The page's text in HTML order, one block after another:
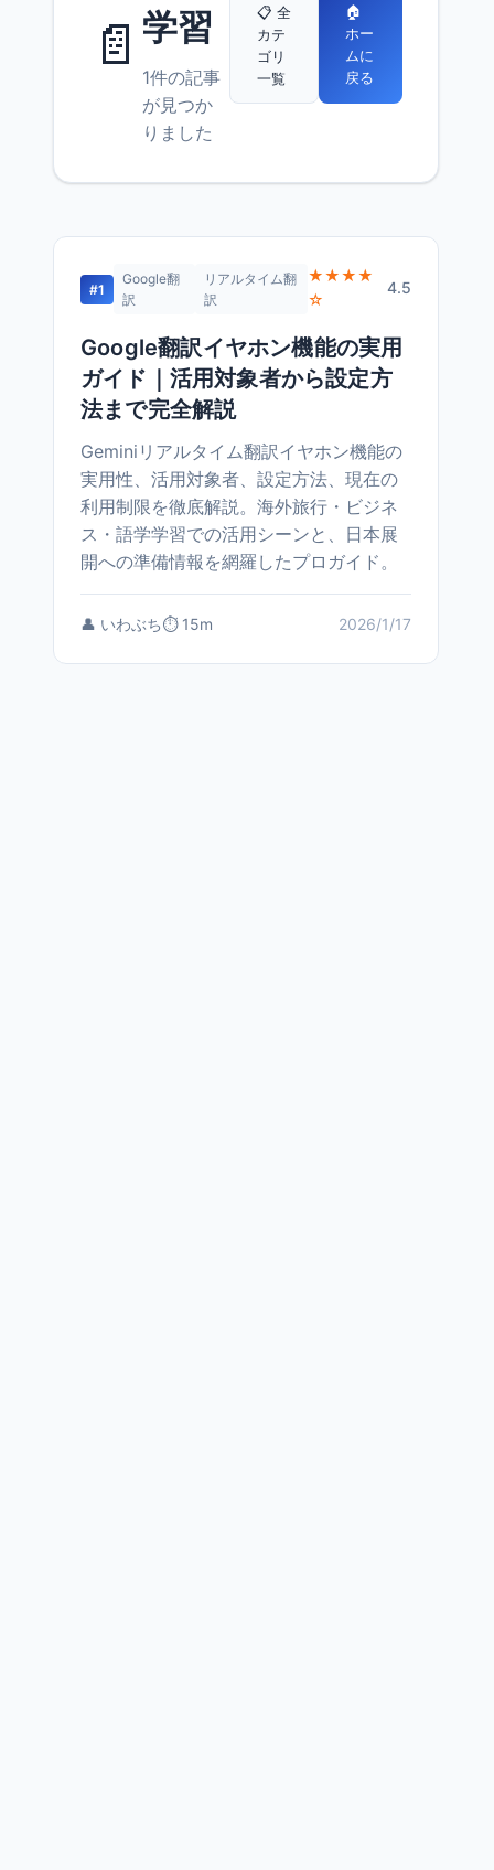
📄 学習
1件の記事
が見つか
りました
📋 全
カテ
ゴリ
一覧
🏠
ホー
ムに
戻る
#1
Google翻
訳
リアルタイム翻
訳
★★★★
☆
4.5
Google翻訳イヤホン機能の実用
ガイド｜活用対象者から設定方
法まで完全解説
Geminiリアルタイム翻訳イヤホン機能の
実用性、活用対象者、設定方法、現在の
利用制限を徹底解説。海外旅行・ビジネ
ス・語学学習での活用シーンと、日本展
開への準備情報を網羅したプロガイド。
👤 いわぶち⏱️ 15m 2026/1/17